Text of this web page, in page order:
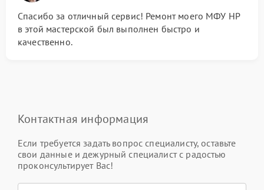
Спасибо за отличный сервис! Ремонт моего МФУ HP
в этой мастерской был выполнен быстро и
качественно.
Контактная информация
Если требуется задать вопрос специалисту, оставьте
свои данные и дежурный специалист с радостью
проконсультирует Вас!